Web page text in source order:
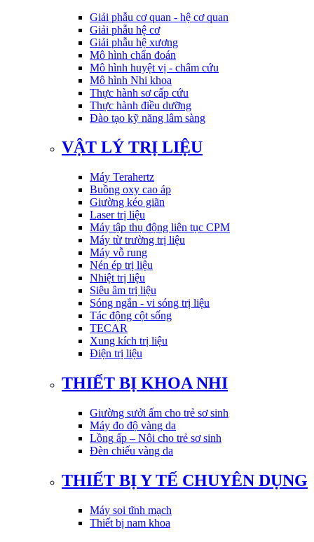
Giải phẫu cơ quan - hệ cơ quan
Giải phẫu hệ cơ
Giải phẫu hệ xương
Mô hình chẩn đoán
Mô hình huyệt vị - châm cứu
Mô hình Nhi khoa
Thực hành sơ cấp cứu
Thực hành điều dưỡng
Đào tạo kỹ năng lâm sàng
VẬT LÝ TRỊ LIỆU
Máy Terahertz
Buồng oxy cao áp
Giường kéo giãn
Laser trị liệu
Máy tập thụ động liên tục CPM
Máy từ trường trị liệu
Máy vỗ rung
Nén ép trị liệu
Nhiệt trị liệu
Siêu âm trị liệu
Sóng ngắn - vi sóng trị liệu
Tác động cột sống
TECAR
Xung kích trị liệu
Điện trị liệu
THIẾT BỊ KHOA NHI
Giường sưởi ấm cho trẻ sơ sinh
Máy đo độ vàng da
Lồng ấp – Nôi cho trẻ sơ sinh
Đèn chiếu vàng da
THIẾT BỊ Y TẾ CHUYÊN DỤNG
Máy soi tĩnh mạch
Thiết bị nam khoa